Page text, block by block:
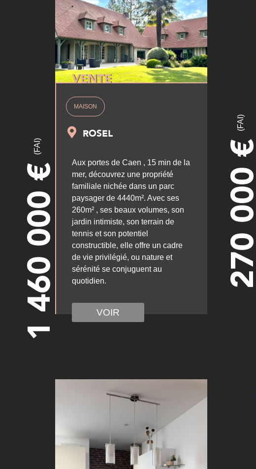
VENTE
MAISON
ROSEL
Aux portes de Caen , 15 min de la
mer, découvrez une propriété
familiale nichée dans un parc
paysager de 4440m². Avec ses
260m² , ses beaux volumes, son
jardin intimiste, son terrain de
tennis et son potentiel
constructible, elle offre un cadre
de vie privilégié, ou nature et
sérénité se conjuguent au
quotidien.
VOIR
1 460 000
€
(FAI)
270 000
€
(FAI)